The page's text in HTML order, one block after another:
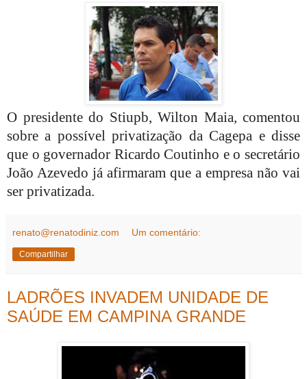
O presidente do Stiupb, Wilton Maia, comentou
sobre a possível privatização da Cagepa e disse
que o governador Ricardo Coutinho e o secretário
João Azevedo já afirmaram que a empresa não vai
ser privatizada.
renato@renatodiniz.com Um comentário:
Compartilhar
LADRÕES INVADEM UNIDADE DE
SAÚDE EM CAMPINA GRANDE